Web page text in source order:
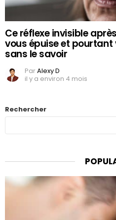
Ce réflexe invisible
vous épuise et pourtant
sans le savoir
ParAlexy D
il y a environ 4 mois
Rechercher